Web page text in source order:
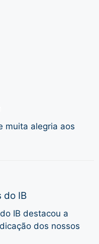
muita alegria aos
do IB
IB destacou a
dos nossos